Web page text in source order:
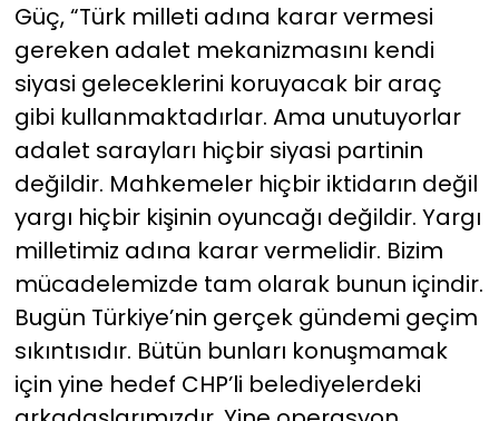
Güç, “Türk milleti adına karar vermesi
gereken adalet mekanizmasını kendi
siyasi geleceklerini koruyacak bir araç
gibi kullanmaktadırlar. Ama unutuyorlar
adalet sarayları hiçbir siyasi partinin
değildir. Mahkemeler hiçbir iktidarın değil
yargı hiçbir kişinin oyuncağı değildir. Yargı
milletimiz adına karar vermelidir. Bizim
mücadelemizde tam olarak bunun içindir.
Bugün Türkiye’nin gerçek gündemi geçim
sıkıntısıdır. Bütün bunları konuşmamak
için yine hedef CHP’li belediyelerdeki